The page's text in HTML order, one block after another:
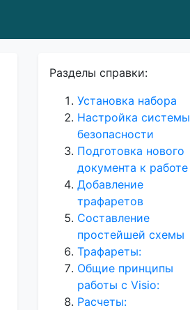
Разделы справки:
Установка набора
Настройка системы
безопасности
Подготовка нового
документа к работе
Добавление
трафаретов
Составление
простейшей схемы
Трафареты:
Общие принципы
работы с Visio:
Расчеты: